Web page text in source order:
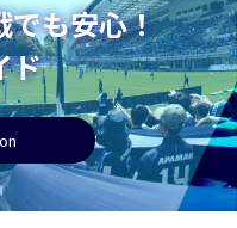
でも安心！
ド